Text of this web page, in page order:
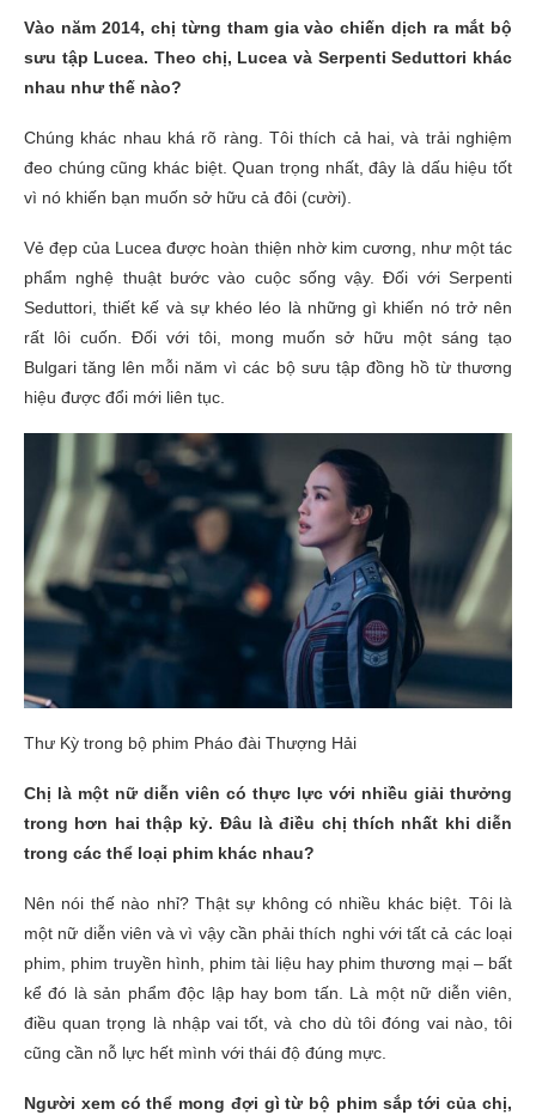
Vào năm 2014, chị từng tham gia vào chiến dịch ra mắt bộ
sưu tập Lucea. Theo chị, Lucea và Serpenti Seduttori khác
nhau như thế nào?
Chúng khác nhau khá rõ ràng. Tôi thích cả hai, và trải nghiệm
đeo chúng cũng khác biệt. Quan trọng nhất, đây là dấu hiệu tốt
vì nó khiến bạn muốn sở hữu cả đôi (cười).
Vẻ đẹp của Lucea được hoàn thiện nhờ kim cương, như một tác
phẩm nghệ thuật bước vào cuộc sống vậy. Đối với Serpenti
Seduttori, thiết kế và sự khéo léo là những gì khiến nó trở nên
rất lôi cuốn. Đối với tôi, mong muốn sở hữu một sáng tạo
Bulgari tăng lên mỗi năm vì các bộ sưu tập đồng hồ từ thương
hiệu được đổi mới liên tục.
Thư Kỳ trong bộ phim Pháo đài Thượng Hải
Chị là một nữ diễn viên có thực lực với nhiều giải thưởng
trong hơn hai thập kỷ. Đâu là điều chị thích nhất khi diễn
trong các thể loại phim khác nhau?
Nên nói thế nào nhỉ? Thật sự không có nhiều khác biệt. Tôi là
một nữ diễn viên và vì vậy cần phải thích nghi với tất cả các loại
phim, phim truyền hình, phim tài liệu hay phim thương mại – bất
kể đó là sản phẩm độc lập hay bom tấn. Là một nữ diễn viên,
điều quan trọng là nhập vai tốt, và cho dù tôi đóng vai nào, tôi
cũng cần nỗ lực hết mình với thái độ đúng mực.
Người xem có thể mong đợi gì từ bộ phim sắp tới của chị,